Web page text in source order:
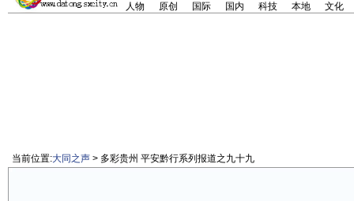
人物
原创 国际 国内 科技 本地 文化
当前位置:大同之声 > 多彩贵州 平安黔行系列报道之九十九